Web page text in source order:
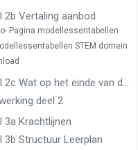
2b Vertaling aanbod
Pagina modellessentabellen
STEM domein
Wat op het einde van de graad
deel 2
3a Krachtlijnen
3b Structuur Leerplan